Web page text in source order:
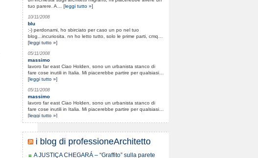
tuo parere. A… [leggi tutto »]
10/11/2008
blu
:-) perdonami, ho sbirciato per caso un po nel tuo
blog...incuriosita. nn ho letto tutto, solo le prime parti, cmq…
[leggi tutto »]
05/11/2008
massimo
lavoro far east Ciao Holden, sono un urbanista stanco di
fare cose inutili in Italia. Mi piacerebbe partire per qualsiasi…
[leggi tutto »]
05/11/2008
massimo
lavoro far east Ciao Holden, sono un urbanista stanco di
fare cose inutili in Italia. Mi piacerebbe partire per qualsiasi…
[leggi tutto »]
Fabio
Ciao vicino di Blog domani vengo a HongKong Ciao Holden,
sono Fabio tuo vicino di casa: ho un blog su… [leggi tutto »
30/10/2008
i blog di professioneArchitetto
A JUSTIÇA CHEGARÁ – “Graffito” sulla parete